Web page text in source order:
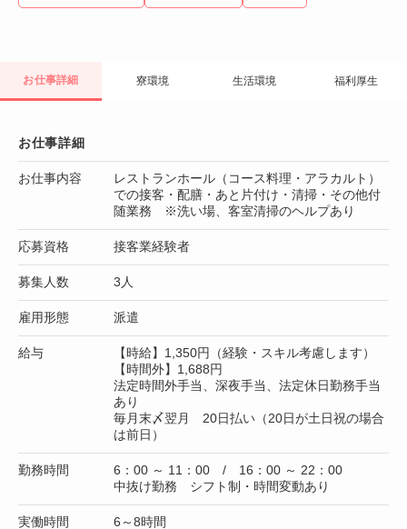
お仕事詳細 寮環境 生活環境 福利厚生
お仕事詳細
お仕事内容
レストランホール（コース料理・アラカルト）
での接客・配膳・あと片付け・清掃・その他付
随業務 ※洗い場、客室清掃のヘルプあり
応募資格 接客業経験者
募集人数 3人
雇用形態 派遣
給与
【時給】1,350円（経験・スキル考慮します）
【時間外】1,688円
法定時間外手当、深夜手当、法定休日勤務手当
あり
毎月末〆翌月 20日払い（20日が土日祝の場合
は前日）
勤務時間
6：00 ～ 11：00 / 16：00 ～ 22：00
中抜け勤務 シフト制・時間変動あり
実働時間
6～8時間